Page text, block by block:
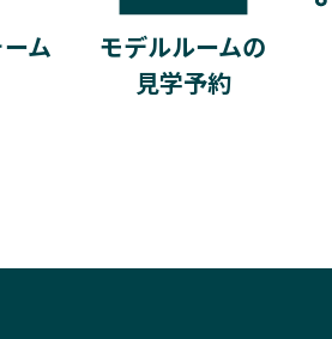
ム
モデルルームの
見学予約